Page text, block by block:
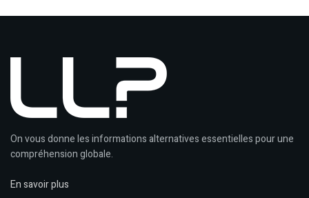
On vous donne les informations alternatives essentielles pour une
compréhension globale.
En savoir plus